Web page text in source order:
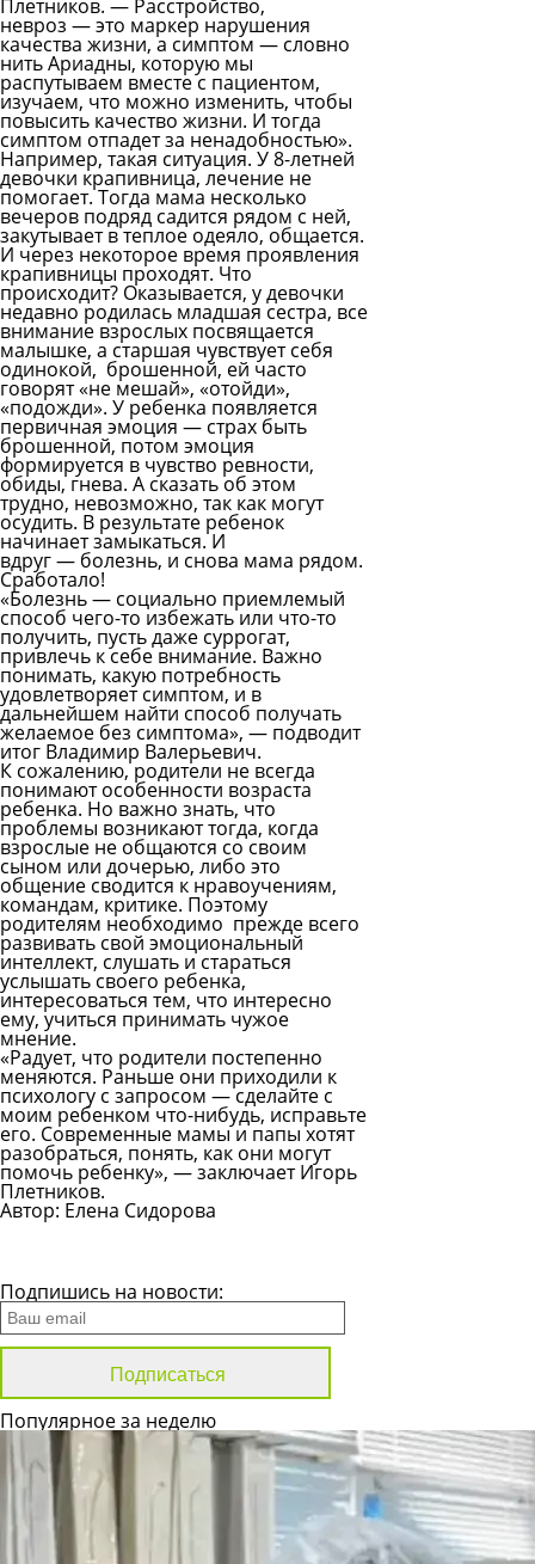
Плетников. — Расстройство,
невроз — это маркер нарушения
качества жизни, а симптом — словно
нить Ариадны, которую мы
распутываем вместе с пациентом,
изучаем, что можно изменить, чтобы
повысить качество жизни. И тогда
симптом отпадет за ненадобностью».
Например, такая ситуация. У 8-летней
девочки крапивница, лечение не
помогает. Тогда мама несколько
вечеров подряд садится рядом с ней,
закутывает в теплое одеяло, общается.
И через некоторое время проявления
крапивницы проходят. Что
происходит? Оказывается, у девочки
недавно родилась младшая сестра, все
внимание взрослых посвящается
малышке, а старшая чувствует себя
одинокой, брошенной, ей часто
говорят «не мешай», «отойди»,
«подожди». У ребенка появляется
первичная эмоция — страх быть
брошенной, потом эмоция
формируется в чувство ревности,
обиды, гнева. А сказать об этом
трудно, невозможно, так как могут
осудить. В результате ребенок
начинает замыкаться. И
вдруг — болезнь, и снова мама рядом.
Сработало!
«Болезнь — социально приемлемый
способ чего-то избежать или что-то
получить, пусть даже суррогат,
привлечь к себе внимание. Важно
понимать, какую потребность
удовлетворяет симптом, и в
дальнейшем найти способ получать
желаемое без симптома», — подводит
итог Владимир Валерьевич.
К сожалению, родители не всегда
понимают особенности возраста
ребенка. Но важно знать, что
проблемы возникают тогда, когда
взрослые не общаются со своим
сыном или дочерью, либо это
общение сводится к нравоучениям,
командам, критике. Поэтому
родителям необходимо прежде всего
развивать свой эмоциональный
интеллект, слушать и стараться
услышать своего ребенка,
интересоваться тем, что интересно
ему, учиться принимать чужое
мнение.
«Радует, что родители постепенно
меняются. Раньше они приходили к
психологу с запросом — сделайте с
моим ребенком что-нибудь, исправьте
его. Современные мамы и папы хотят
разобраться, понять, как они могут
помочь ребенку», — заключает Игорь
Плетников.
Автор: Елена Сидорова
Подпишись на новости:
Популярное за неделю